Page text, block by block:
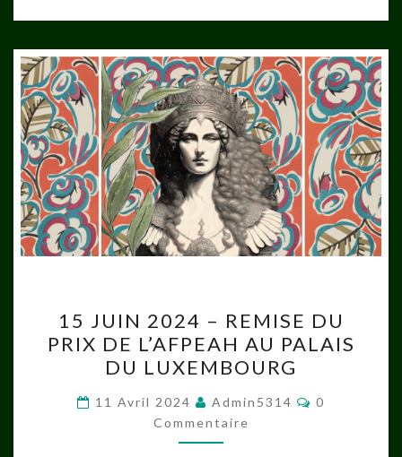
JUIN
2024
–
REMISE
DU
PRIX
15 JUIN 2024 – REMISE DU
PRIX DE L’AFPEAH AU PALAIS
DU LUXEMBOURG
11 Avril 2024 Admin5314
0
Commentaire